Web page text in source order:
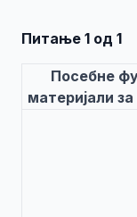
Питање 1 од 1
Посебне
материјали